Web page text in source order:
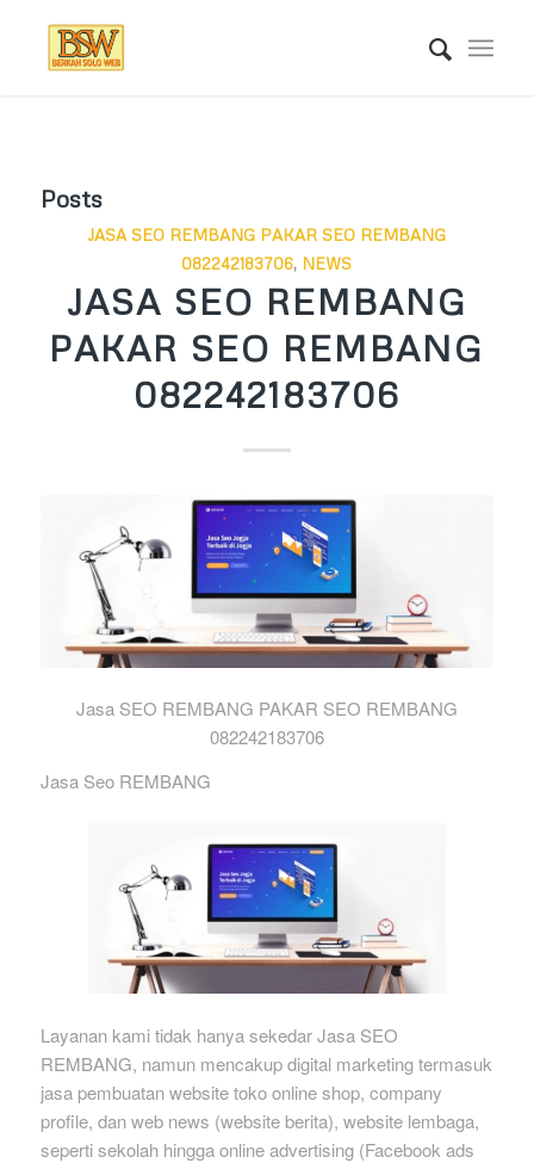
Posts
JASA SEO REMBANG PAKAR SEO REMBANG
082242183706, NEWS
JASA SEO REMBANG
PAKAR SEO REMBANG
082242183706
Jasa SEO REMBANG PAKAR SEO REMBANG
082242183706
Jasa Seo REMBANG
Layanan kami tidak hanya sekedar Jasa SEO
REMBANG, namun mencakup digital marketing termasuk
jasa pembuatan website toko online shop, company
profile, dan web news (website berita), website lembaga,
seperti sekolah hingga online advertising (Facebook ads